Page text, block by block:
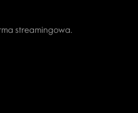
streamingowa.